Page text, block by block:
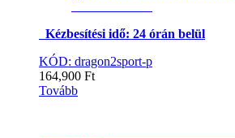
Kézbesítési idő: 24 órán belül
KÓD: dragon2sport-p
164,900 Ft
Tovább